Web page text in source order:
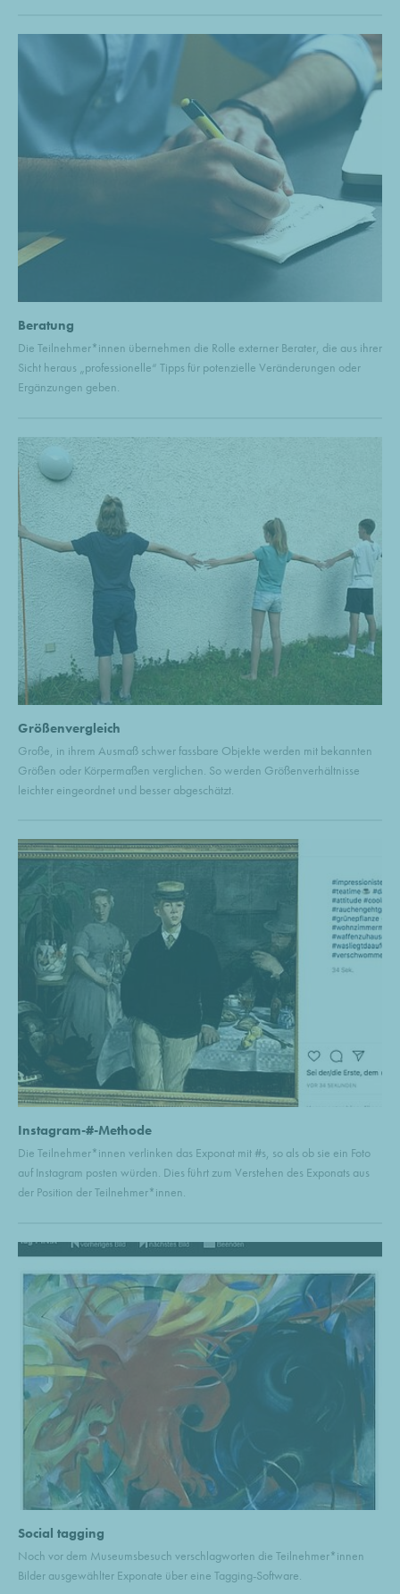
Beratung
Die Teilnehmer*innen übernehmen die Rolle externer Berater, die aus ihrer
Sicht heraus „professionelle“ Tipps für potenzielle Veränderungen oder
Ergänzungen geben.
Größenvergleich
Große, in ihrem Ausmaß schwer fassbare Objekte werden mit bekannten
Größen oder Körpermaßen verglichen. So werden Größenverhältnisse
leichter eingeordnet und besser abgeschätzt.
Instagram-#-Methode
Die Teilnehmer*innen verlinken das Exponat mit #s, so als ob sie ein Foto
auf Instagram posten würden. Dies führt zum Verstehen des Exponats aus
der Position der Teilnehmer*innen.
Social tagging
Noch vor dem Museumsbesuch verschlagworten die Teilnehmer*innen
Bilder ausgewählter Exponate über eine Tagging-Software.